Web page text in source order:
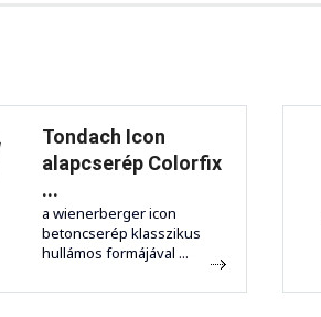
Tondach Icon
alapcserép Colorfix
...
a wienerberger icon
betoncserép klasszikus
hullámos formájával ...